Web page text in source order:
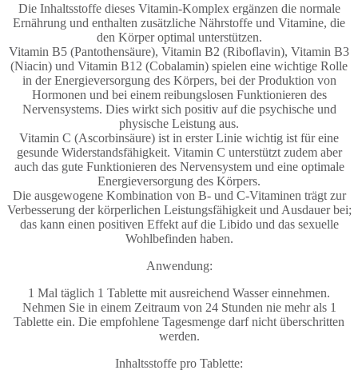
Die Inhaltsstoffe dieses Vitamin-Komplex ergänzen die normale
Ernährung und enthalten zusätzliche Nährstoffe und Vitamine, die
den Körper optimal unterstützen.
Vitamin B5 (Pantothensäure), Vitamin B2 (Riboflavin), Vitamin B3
(Niacin) und Vitamin B12 (Cobalamin) spielen eine wichtige Rolle
in der Energieversorgung des Körpers, bei der Produktion von
Hormonen und bei einem reibungslosen Funktionieren des
Nervensystems. Dies wirkt sich positiv auf die psychische und
physische Leistung aus.
Vitamin C (Ascorbinsäure) ist in erster Linie wichtig ist für eine
gesunde Widerstandsfähigkeit. Vitamin C unterstützt zudem aber
auch das gute Funktionieren des Nervensystem und eine optimale
Energieversorgung des Körpers.
Die ausgewogene Kombination von B- und C-Vitaminen trägt zur
Verbesserung der körperlichen Leistungsfähigkeit und Ausdauer bei;
das kann einen positiven Effekt auf die Libido und das sexuelle
Wohlbefinden haben.
Anwendung:
1 Mal täglich 1 Tablette mit ausreichend Wasser einnehmen.
Nehmen Sie in einem Zeitraum von 24 Stunden nie mehr als 1
Tablette ein. Die empfohlene Tagesmenge darf nicht überschritten
werden.
Inhaltsstoffe pro Tablette: